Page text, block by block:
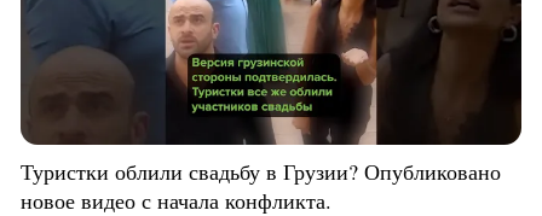
Туристки облили свадьбу в Грузии? Опубликовано
новое видео с начала конфликта.